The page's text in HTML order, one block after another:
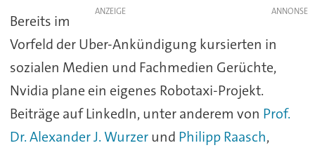
ANZEIGE
Bereits im
Vorfeld der Uber-Ankündigung kursierten in
sozialen Medien und Fachmedien Gerüchte,
Nvidia plane ein eigenes Robotaxi-Projekt.
Beiträge auf LinkedIn, unter anderem von Prof.
Dr. Alexander J. Wurzerund Philipp Raasch,